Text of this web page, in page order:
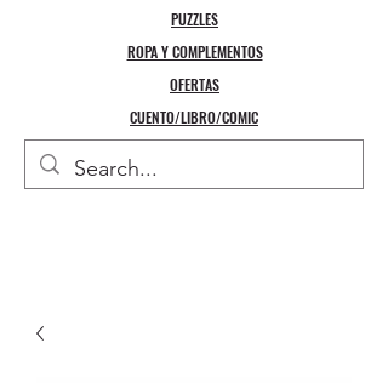
PUZZLES
ROPA Y COMPLEMENTOS
OFERTAS
CUENTO/LIBRO/COMIC